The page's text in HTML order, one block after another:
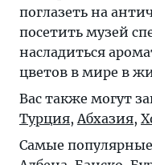
поглазеть на
посетить музей
насладиться
цветов в мире в
Вас также могут
Турция, Абхазия,
Самые